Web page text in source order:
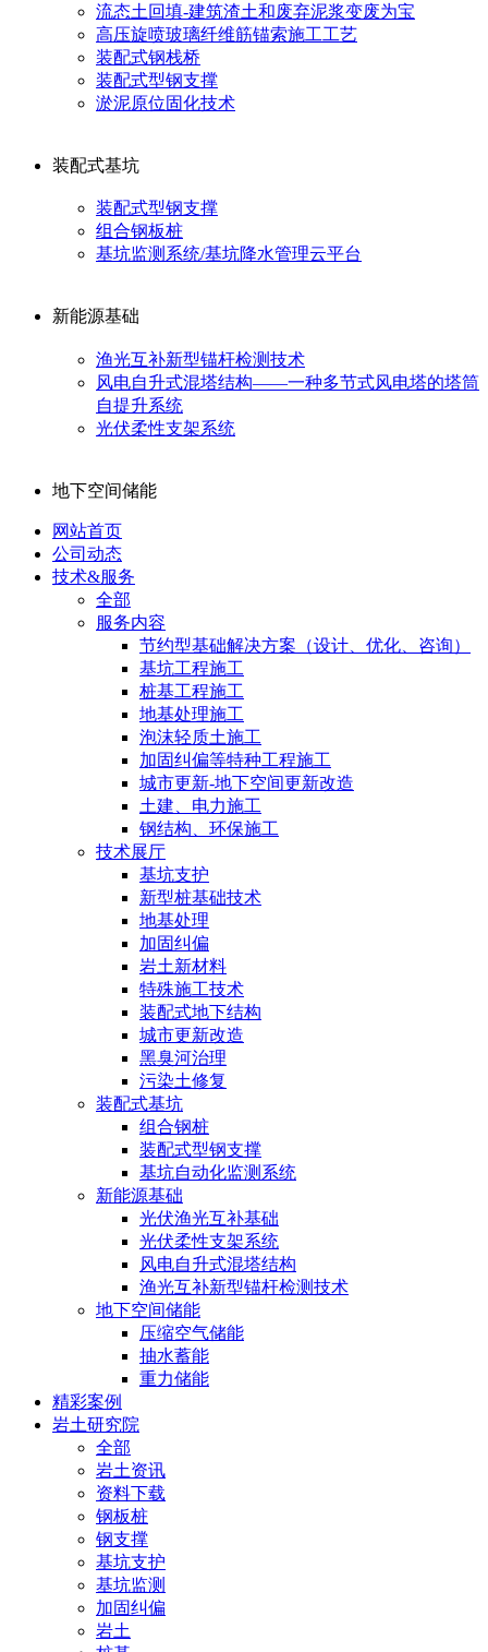
流态土回填-建筑渣土和废弃泥浆变废为宝
高压旋喷玻璃纤维筋锚索施工工艺
装配式钢栈桥
装配式型钢支撑
淤泥原位固化技术
装配式基坑
装配式型钢支撑
组合钢板桩
基坑监测系统/基坑降水管理云平台
新能源基础
渔光互补新型锚杆检测技术
风电自升式混塔结构——一种多节式风电塔的塔筒
自提升系统
光伏柔性支架系统
地下空间储能
网站首页
公司动态
技术&服务
全部
服务内容
节约型基础解决方案（设计、优化、咨询）
基坑工程施工
桩基工程施工
地基处理施工
泡沫轻质土施工
加固纠偏等特种工程施工
城市更新-地下空间更新改造
土建、电力施工
钢结构、环保施工
技术展厅
基坑支护
新型桩基础技术
地基处理
加固纠偏
岩土新材料
特殊施工技术
装配式地下结构
城市更新改造
黑臭河治理
污染土修复
装配式基坑
组合钢桩
装配式型钢支撑
基坑自动化监测系统
新能源基础
光伏渔光互补基础
光伏柔性支架系统
风电自升式混塔结构
渔光互补新型锚杆检测技术
地下空间储能
压缩空气储能
抽水蓄能
重力储能
精彩案例
岩土研究院
全部
岩土资讯
资料下载
钢板桩
钢支撑
基坑支护
基坑监测
加固纠偏
岩土